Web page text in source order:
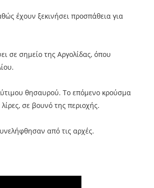
έχουν ξεκινήσει προσπάθεια για
σε σημείο της Αργολίδας, όπου
θησαυρού. Το επόμενο κρούσμα
σε βουνό της περιοχής.
από τις αρχές.